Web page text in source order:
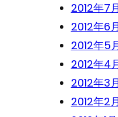
2012年7月
2012年6月
2012年5
2012年4
2012年3月
2012年2月